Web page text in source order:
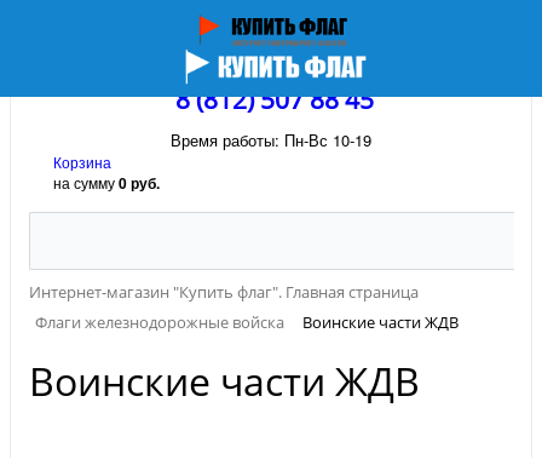
8 (812) 507 88 45
Время работы: Пн-Вс 10-19
Корзина
на сумму0 руб.
Интернет-магазин "Купить флаг". Главная страница
Флаги железнодорожные войска
Воинские части ЖДВ
Воинские части ЖДВ